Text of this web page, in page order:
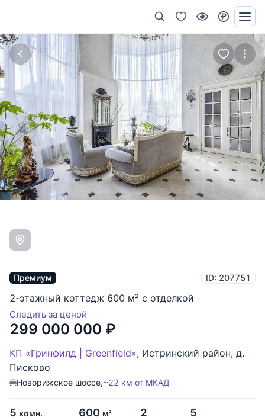
Премиум ID: 207751
2-этажный коттедж 600 м² с отделкой
Следить за ценой
299 000 000 ₽
КП «Гринфилд | Greenfield», Истринский район, д.
Писково
Новорижское шоссе,~22 км от МКАД
5 комн.
600 м2 2 5